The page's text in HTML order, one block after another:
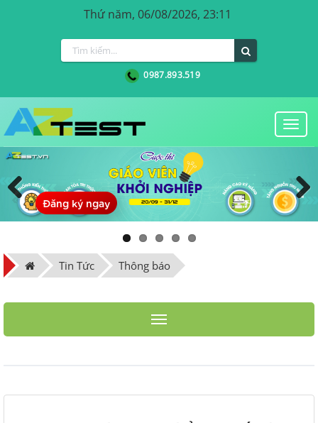
Thứ năm, 06/08/2026, 23:11
0987.893.519
Đăng ký ngay
Previous Next
Tin Tức Thông báo
Toggle navigation